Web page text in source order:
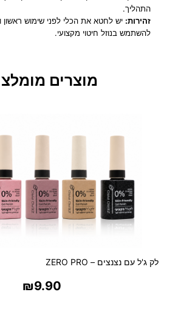
התהליך.
זהירות: יש לחטא את הכלי לפני שימוש ראשון
להשתמש בנוזל חיטוי מקצועי.
מוצרים
לק ג'ל עם נצנצים – ZERO PRO
₪9.90